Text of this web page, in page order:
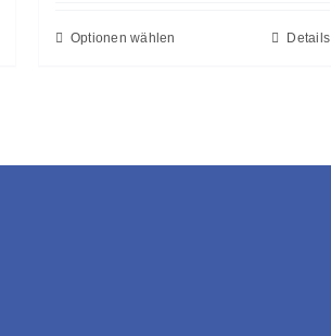
Optionen wählen Details